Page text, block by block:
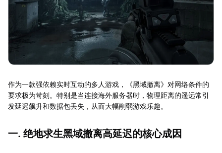
作为一款强依赖实时互动的多人游戏，《黑域撤离》对网络条件的
要求极为苛刻。特别是当连接海外服务器时，物理距离的遥远常引
发延迟飙升和数据包丢失，从而大幅削弱游戏乐趣。
一. 绝地求生黑域撤离高延迟的核心成因